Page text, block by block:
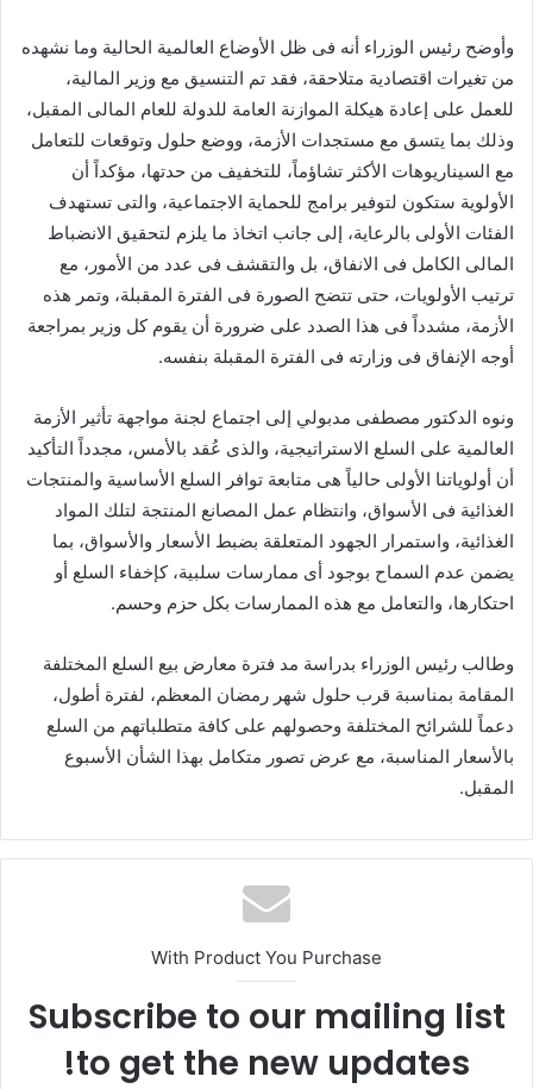
وأوضح رئيس الوزراء أنه فى ظل الأوضاع العالمية الحالية وما نشهده
من تغيرات اقتصادية متلاحقة، فقد تم التنسيق مع وزير المالية،
للعمل على إعادة هيكلة الموازنة العامة للدولة للعام المالى المقبل،
وذلك بما يتسق مع مستجدات الأزمة، ووضع حلول وتوقعات للتعامل
مع السيناريوهات الأكثر تشاؤماً، للتخفيف من حدتها، مؤكداً أن
الأولوية ستكون لتوفير برامج للحماية الاجتماعية، والتى تستهدف
الفئات الأولى بالرعاية، إلى جانب اتخاذ ما يلزم لتحقيق الانضباط
المالى الكامل فى الانفاق، بل والتقشف فى عدد من الأمور، مع
ترتيب الأولويات، حتى تتضح الصورة فى الفترة المقبلة، وتمر هذه
الأزمة، مشدداً فى هذا الصدد على ضرورة أن يقوم كل وزير بمراجعة
أوجه الإنفاق فى وزارته فى الفترة المقبلة بنفسه.
ونوه الدكتور مصطفى مدبولي إلى اجتماع لجنة مواجهة تأثير الأزمة
العالمية على السلع الاستراتيجية، والذى عُقد بالأمس، مجدداً التأكيد
أن أولوياتنا الأولى حالياً هى متابعة توافر السلع الأساسية والمنتجات
الغذائية فى الأسواق، وانتظام عمل المصانع المنتجة لتلك المواد
الغذائية، واستمرار الجهود المتعلقة بضبط الأسعار والأسواق، بما
يضمن عدم السماح بوجود أى ممارسات سلبية، كإخفاء السلع أو
احتكارها، والتعامل مع هذه الممارسات بكل حزم وحسم.
وطالب رئيس الوزراء بدراسة مد فترة معارض بيع السلع المختلفة
المقامة بمناسبة قرب حلول شهر رمضان المعظم، لفترة أطول،
دعماً للشرائح المختلفة وحصولهم على كافة متطلباتهم من السلع
بالأسعار المناسبة، مع عرض تصور متكامل بهذا الشأن الأسبوع
المقبل.
With Product You Purchase
Subscribe to our mailing list
to get the new updates!